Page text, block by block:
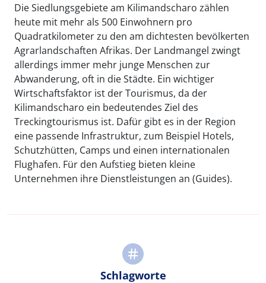
Die Siedlungsgebiete am Kilimandscharo zählen
heute mit mehr als 500 Einwohnern pro
Quadratkilometer zu den am dichtesten bevölkerten
Agrarlandschaften Afrikas. Der Landmangel zwingt
allerdings immer mehr junge Menschen zur
Abwanderung, oft in die Städte. Ein wichtiger
Wirtschaftsfaktor ist der Tourismus, da der
Kilimandscharo ein bedeutendes Ziel des
Treckingtourismus ist. Dafür gibt es in der Region
eine passende Infrastruktur, zum Beispiel Hotels,
Schutzhütten, Camps und einen internationalen
Flughafen. Für den Aufstieg bieten kleine
Unternehmen ihre Dienstleistungen an (Guides).
Schlagworte